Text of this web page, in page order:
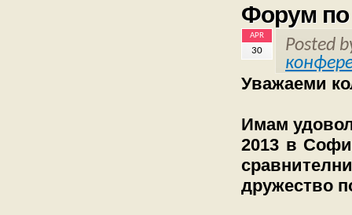
Форум по
APR
30
Posted
Уважаеми
Имам
2013 в
дружество